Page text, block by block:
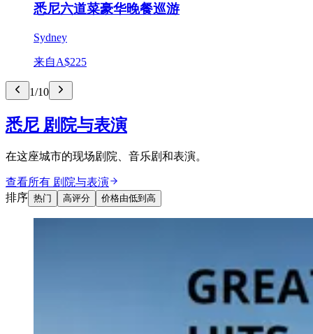
悉尼六道菜豪华晚餐巡游
Sydney
来自A$225
1/10
悉尼 剧院与表演
在这座城市的现场剧院、音乐剧和表演。
查看所有 剧院与表演
排序 热门 高评分 价格由低到高